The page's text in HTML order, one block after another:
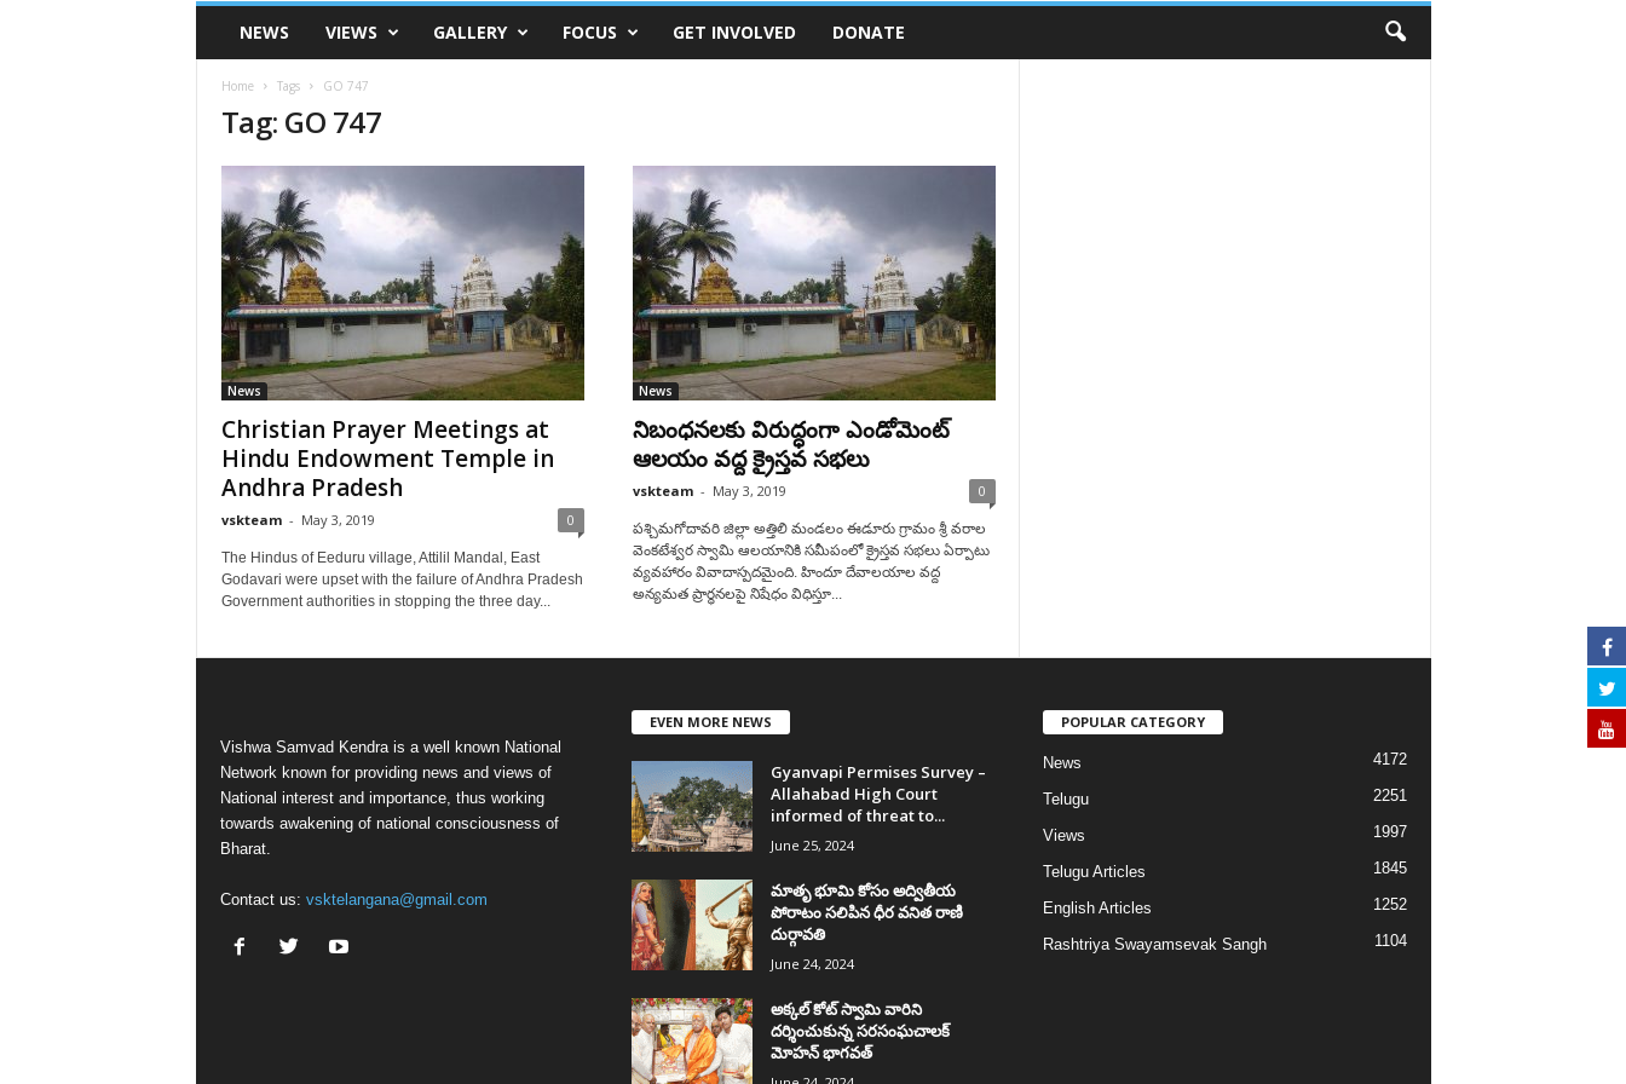
VSK
TelanganaNEWS VIEWS GALLERY FOCUS GET INVOLVED DONATE
Home Tags GO 747
Tag: GO 747
News
Christian Prayer Meetings at
Hindu Endowment Temple in
Andhra Pradesh
vskteam - May 3, 2019 0
The Hindus of Eeduru village, Attilil Mandal, East
Godavari were upset with the failure of Andhra Pradesh
Government authorities in stopping the three day...
News
నిబంధనలకు విరుద్ధంగా ఎండోమెంట్
ఆలయం వద్ద క్రైస్తవ సభలు
vskteam - May 3, 2019 0
పశ్చిమగోదావరి జిల్లా అత్తిలి మండలం ఈడూరు గ్రామం శ్రీ వరాల
వెంకటేశ్వర స్వామి ఆలయానికి సమీపంలో క్రైస్తవ సభలు ఏర్పాటు
వ్యవహారం వివాదాస్పదమైంది. హిందూ దేవాలయాల వద్ద
అన్యమత ప్రార్ధనలపై నిషేధం విధిస్తూ...
Vishwa Samvad Kendra is a well known National
Network known for providing news and views of
National interest and importance, thus working
towards awakening of national consciousness of
Bharat.
Contact us: vsktelangana@gmail.com
EVEN MORE NEWS
Gyanvapi Permises Survey –
Allahabad High Court
informed of threat to...
June 25, 2024
మాతృ భూమి కోసం అద్వితీయ
పోరాటం సలిపిన ధీర వనిత రాణి
దుర్గావతి
June 24, 2024
అక్కల్‌ కోట్‌ స్వామి వారిని
దర్శించుకున్న సరసంఘచాలక్
మోహన్ భాగవత్
POPULAR CATEGORY
News 4172
Telugu 2251
Views 1997
Telugu Articles 1845
English Articles 1252
Rashtriya Swayamsevak Sangh 1104